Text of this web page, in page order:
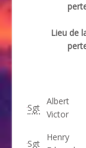
Lieu de
Sgt
Albert
Victor
Sgt
Henry